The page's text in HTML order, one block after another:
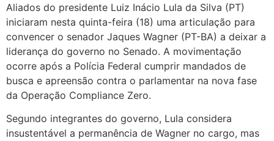
Aliados do presidente Luiz Inácio Lula da Silva (PT)
iniciaram nesta quinta-feira (18) uma articulação para
convencer o senador Jaques Wagner (PT-BA) a deixar a
liderança do governo no Senado. A movimentação
ocorre após a Polícia Federal cumprir mandados de
busca e apreensão contra o parlamentar na nova fase
da Operação Compliance Zero.
Segundo integrantes do governo, Lula considera
insustentável a permanência de Wagner no cargo, mas